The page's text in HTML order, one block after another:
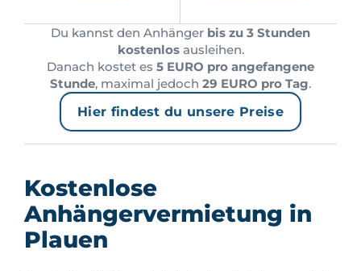
Du kannst den Anhänger bis zu 3 Stunden
kostenlosausleihen.
Danach kostet es 5 EURO pro angefangene
Stunde, maximal jedoch 29 EURO pro Tag.
Hier findest du unsere Preise
Kostenlose
Anhängervermietung in
Plauen